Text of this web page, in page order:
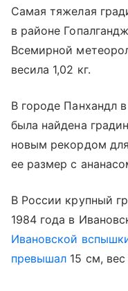
Самая тяжелая
в районе
Всемирной
весила 1,02 кг.
В городе Панхандл
была найдена
новым рекордом
ее размер с
В России крупный
1984 года в
Ивановской
превышал 15 см,